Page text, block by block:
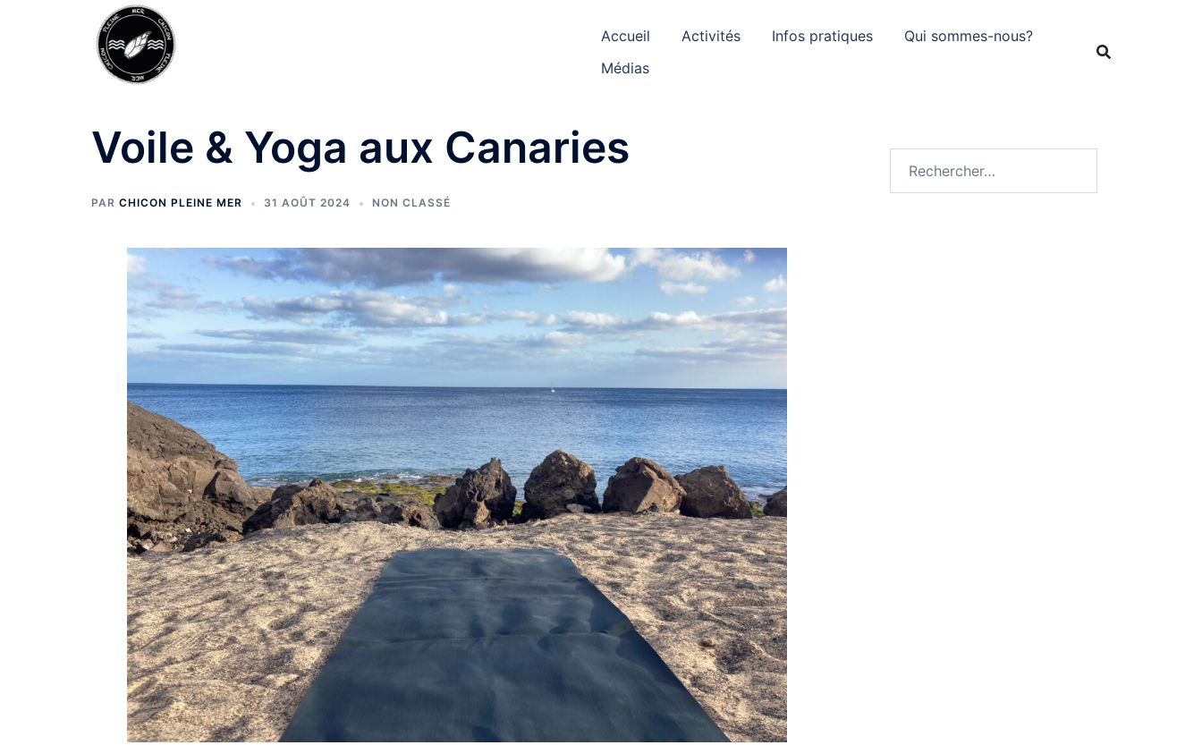
Accueil Activités Infos pratiques
Qui sommes-nous?
Médias
Voile & Yoga aux Canaries
PAR CHICON PLEINE MER 31 AOÛT 2024 NON CLASSÉ